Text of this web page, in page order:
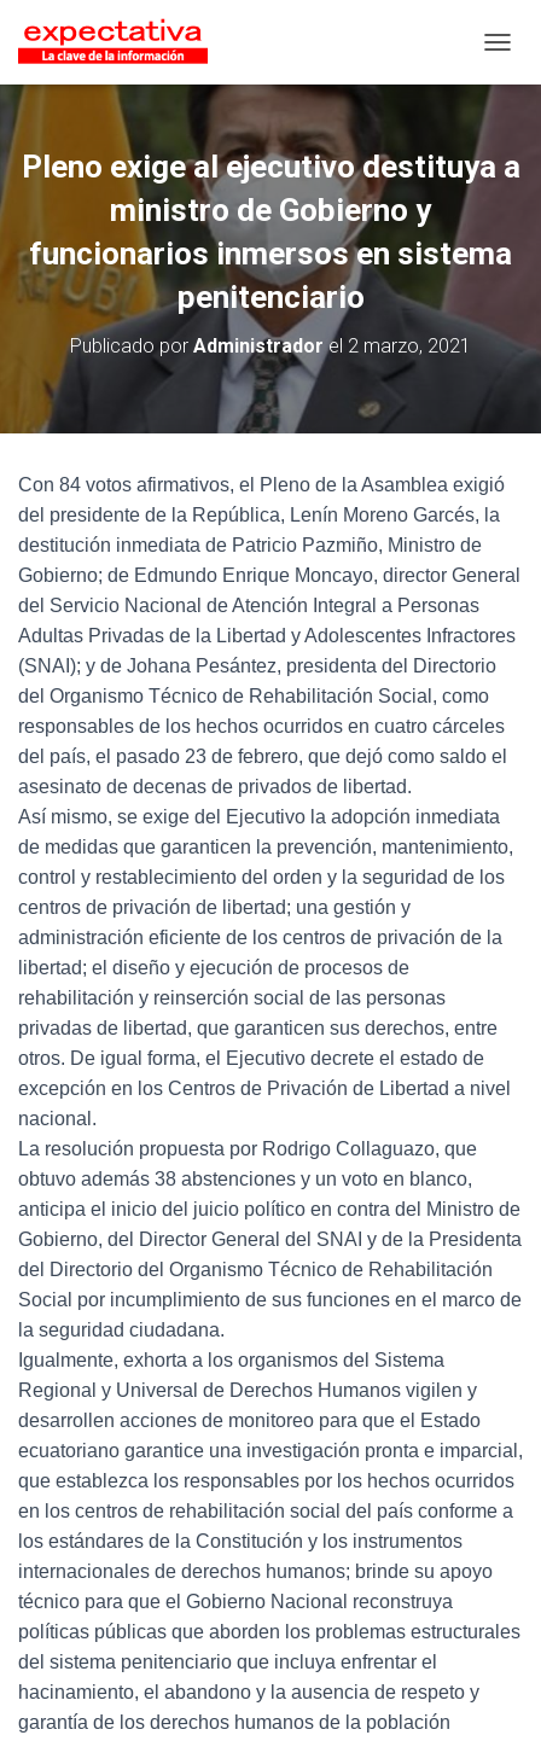
Pleno exige al ejecutivo destituya a
ministro de Gobierno y
funcionarios inmersos en sistema
penitenciario
Publicado por Administradorel 2 marzo, 2021
Con 84 votos afirmativos, el Pleno de la Asamblea exigió
del presidente de la República, Lenín Moreno Garcés, la
destitución inmediata de Patricio Pazmiño, Ministro de
Gobierno; de Edmundo Enrique Moncayo, director General
del Servicio Nacional de Atención Integral a Personas
Adultas Privadas de la Libertad y Adolescentes Infractores
(SNAI); y de Johana Pesántez, presidenta del Directorio
del Organismo Técnico de Rehabilitación Social, como
responsables de los hechos ocurridos en cuatro cárceles
del país, el pasado 23 de febrero, que dejó como saldo el
asesinato de decenas de privados de libertad.
Así mismo, se exige del Ejecutivo la adopción inmediata
de medidas que garanticen la prevención, mantenimiento,
control y restablecimiento del orden y la seguridad de los
centros de privación de libertad; una gestión y
administración eficiente de los centros de privación de la
libertad; el diseño y ejecución de procesos de
rehabilitación y reinserción social de las personas
privadas de libertad, que garanticen sus derechos, entre
otros. De igual forma, el Ejecutivo decrete el estado de
excepción en los Centros de Privación de Libertad a nivel
nacional.
La resolución propuesta por Rodrigo Collaguazo, que
obtuvo además 38 abstenciones y un voto en blanco,
anticipa el inicio del juicio político en contra del Ministro de
Gobierno, del Director General del SNAI y de la Presidenta
del Directorio del Organismo Técnico de Rehabilitación
Social por incumplimiento de sus funciones en el marco de
la seguridad ciudadana.
Igualmente, exhorta a los organismos del Sistema
Regional y Universal de Derechos Humanos vigilen y
desarrollen acciones de monitoreo para que el Estado
ecuatoriano garantice una investigación pronta e imparcial,
que establezca los responsables por los hechos ocurridos
en los centros de rehabilitación social del país conforme a
los estándares de la Constitución y los instrumentos
internacionales de derechos humanos; brinde su apoyo
técnico para que el Gobierno Nacional reconstruya
políticas públicas que aborden los problemas estructurales
del sistema penitenciario que incluya enfrentar el
hacinamiento, el abandono y la ausencia de respeto y
garantía de los derechos humanos de la población